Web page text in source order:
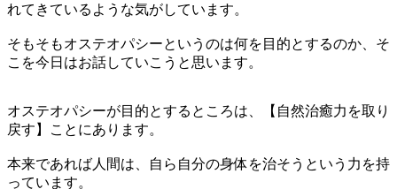
れてきているような気がしています。
そもそもオステオパシーというのは何を目的とするのか、そ
こを今日はお話していこうと思います。
オステオパシーが目的とするところは、【自然治癒力を取り
戻す】ことにあります。
本来であれば人間は、自ら自分の身体を治そうという力を持
っています。